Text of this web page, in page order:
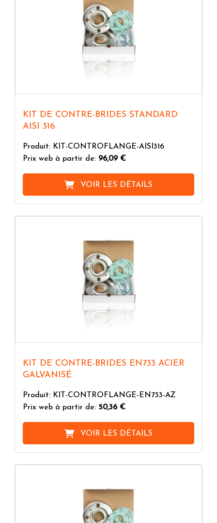
KIT DE CONTRE-BRIDES STANDARD
AISI 316
Produit: KIT-CONTROFLANGE-AISI316
Prix web à partir de: 96,09 €
VOIR LES DÉTAILS
KIT DE CONTRE-BRIDES EN733 ACIER
GALVANISÉ
Produit: KIT-CONTROFLANGE-EN733-AZ
Prix web à partir de: 50,36 €
VOIR LES DÉTAILS